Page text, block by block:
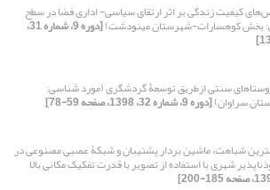
کیفیت زندگی بر اثر ارتقای سیاسی- اداری فضا در سطح
بخش کوهسارات-شهرستان مینودشت) [دوره 9، شماره 31،
سنتی ازطریق توسعۀ گردشگری (مورد شناسی:
سراوان)[دوره 9، شماره 32، 1398، صفحه 59-78]
شباهت، ماشین بردار پشتیبان و شبکۀ عصبی مصنوعی در
شهری با استفاده از تصویر با قدرت تفکیک مکانی بالا